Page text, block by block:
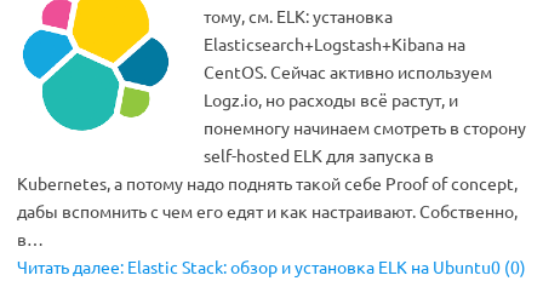
тому, см. ELK: установка
Elasticsearch+Logstash+Kibana на
CentOS. Сейчас активно используем
Logz.io, но расходы всё растут, и
понемногу начинаем смотреть в сторону
self-hosted ELK для запуска в
Kubernetes, а потому надо поднять такой себе Proof of concept,
дабы вспомнить с чем его едят и как настраивают. Собственно,
в…
Читать далее: Elastic Stack: обзор и установка ELK на Ubuntu0 (0)